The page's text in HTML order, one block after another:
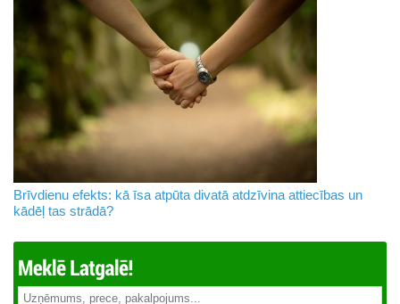
Brīvdienu efekts: kā īsa atpūta divatā atdzīvina attiecības un
kādēļ tas strādā?